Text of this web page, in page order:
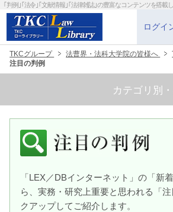
｢判例｣｢法令｣｢文献情報｣｢法律雑誌｣の豊富なコンテンツを搭載
ログイ
TKCグループ 法曹界・法科大学院の皆様へ
注目の判例
カテゴリ別
「LEX／DBインターネット」の「新
ら、実務・研究上重要と思われる「
クアップしてご紹介します。